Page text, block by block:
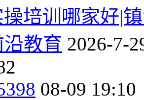
培训哪家好|
教育 2026-7-
08-09 19:10